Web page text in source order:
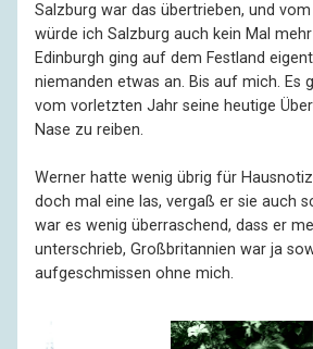
Salzburg war das übertrieben, und
würde ich Salzburg auch kein Mal
Edinburgh ging auf dem Festland
niemanden etwas an. Bis auf mich. Es
vom vorletzten Jahr seine heutige
Nase zu reiben.
Werner hatte wenig übrig für
doch mal eine las, vergaß er sie auch
war es wenig überraschend, dass er
unterschrieb, Großbritannien war ja
aufgeschmissen ohne mich.